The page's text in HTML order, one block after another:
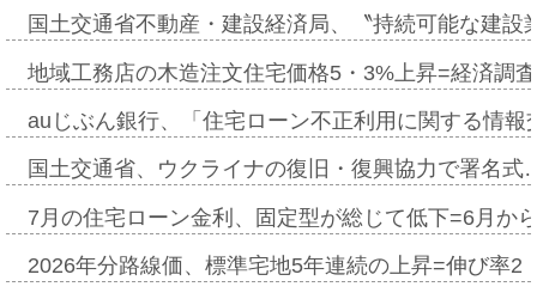
国土交通省不動産・建設経済局、〝持続可能な建
地域工務店の木造注文住宅価格5・3%上昇=経済調
auじぶん銀行、「住宅ローン不正利用に関する情
国土交通省、ウクライナの復旧・復興協力で署名
7月の住宅ローン金利、固定型が総じて低下=6月か
2026年分路線価、標準宅地5年連続の上昇=伸び率